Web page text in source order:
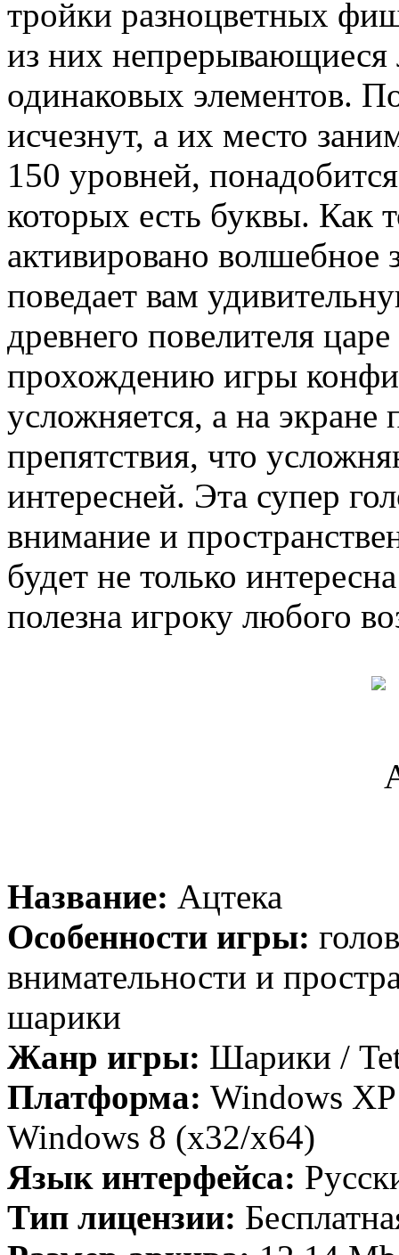
тройки разноцветных
из них
одинаковых элементов.
исчезнут, а их место
150 уровней,
которых есть буквы. Как
активировано волшебное
поведает вам
древнего повелителя
прохождению игры
усложняется, а на
препятствия, что
интересней. Эта супер
внимание и
будет не только
полезна игроку любого
Название: Ацтека
Особенности игры:
внимательности и
шарики
Жанр игры: Шарики /
Платформа: Windows
Windows 8 (x32/x64)
Язык интерфейса:
Тип лицензии: